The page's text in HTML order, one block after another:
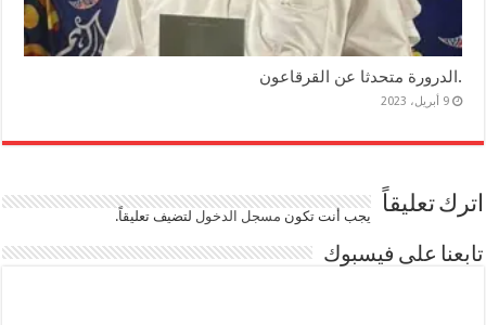
.الدرورة متحدثا عن القرقاعون
9 أبريل، 2023
اترك تعليقاً يجب أنت تكون مسجل الدخوللتضيف تعليقاً.
تابعنا على فيسبوك